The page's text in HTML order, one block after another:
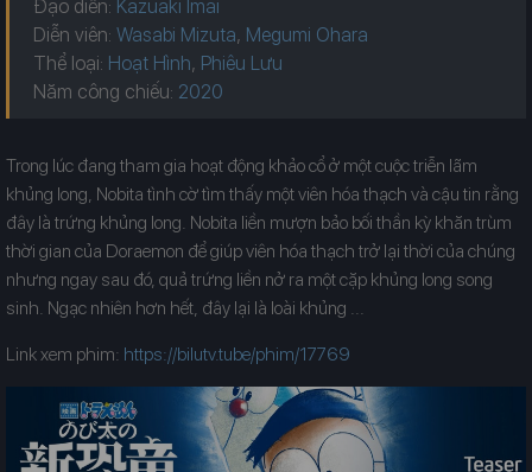
Đạo diễn: Kazuaki Imai
Diễn viên: Wasabi Mizuta, Megumi Ohara
Thể loại: Hoạt Hình, Phiêu Lưu
Năm công chiếu:
Trong lúc đang tham gia hoạt động khảo cổ ở một cuộc triễn lãm
khủng long, Nobita tình cờ tìm thấy một viên hóa thạch và cậu tin rằng
đây là trứng khủng long. Nobita liền mượn bảo bối thần kỳ khăn trùm
thời gian của Doraemon để giúp viên hóa thạch trở lại thời của chúng
nhưng ngay sau đó, quả trứng liền nở ra một cặp khủng long song
sinh. Ngạc nhiên hơn hết, đây lại là loài khủng ...
Link xem phim: https://bilutv.tube/phim/17769